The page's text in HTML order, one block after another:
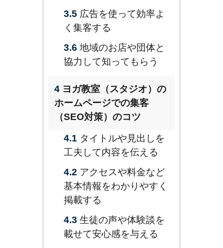
3.5 広告を使って効率よ
く集客する
3.6 地域のお店や団体と
協力して知ってもらう
4 ヨガ教室（スタジオ）の
ホームページでの集客
（SEO対策）のコツ
4.1 タイトルや見出しを
工夫して内容を伝える
4.2 アクセスや料金など
基本情報をわかりやすく
掲載する
4.3 生徒の声や体験談を
載せて安心感を与える